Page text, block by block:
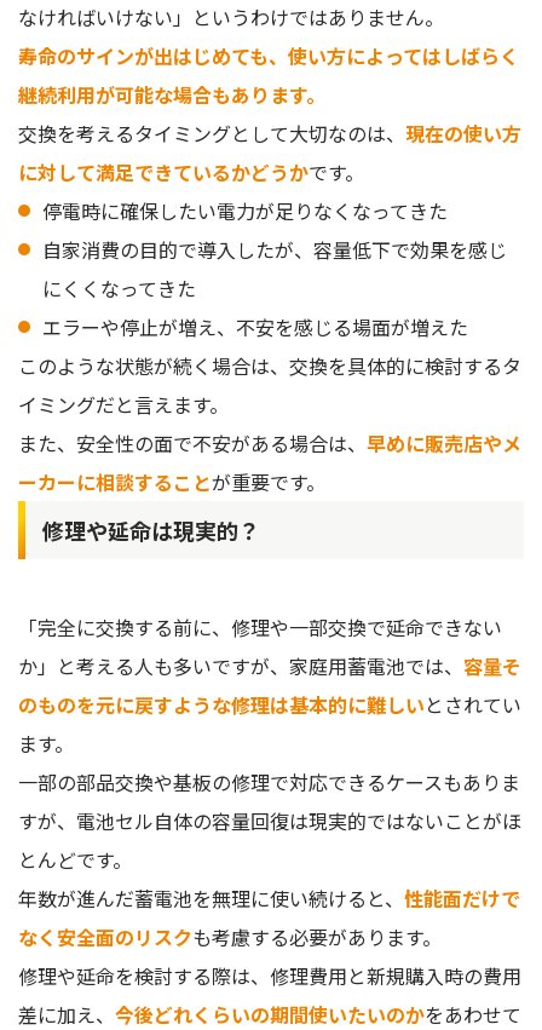
なければいけない」というわけではありません。
寿命のサインが出はじめても、使い方によってはしばらく
継続利用が可能な場合もあります。
交換を考えるタイミングとして大切なのは、 現在の使い方
に対して満足できているかどうかです。
停電時に確保したい電力が足りなくなってきた
自家消費の目的で導入したが、容量低下で効果を感じ
にくくなってきた
エラーや停止が増え、不安を感じる場面が増えた
このような状態が続く場合は、交換を具体的に検討するタ
イミングだと言えます。
また、安全性の面で不安がある場合は、 早めに販売店やメ
ーカーに相談することが重要です。
修理や延命は現実的？
「完全に交換する前に、修理や一部交換で延命できない
か」と考える人も多いですが、家庭用蓄電池では、 容量そ
のものを元に戻すような修理は基本的に難しいとされてい
ます。
一部の部品交換や基板の修理で対応できるケースもありま
すが、電池セル自体の容量回復は現実的ではないことがほ
とんどです。
年数が進んだ蓄電池を無理に使い続けると、 性能面だけで
なく安全面のリスクも考慮する必要があります。
修理や延命を検討する際は、修理費用と新規購入時の費用
差に加え、 今後どれくらいの期間使いたいのかをあわせて